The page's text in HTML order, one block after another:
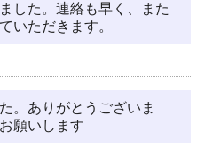
した。連絡も早く、また
いただきます。
。ありがとうございま
願いします